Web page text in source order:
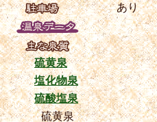
あり
硫黄泉
塩化物泉
硫酸塩泉
硫黄泉